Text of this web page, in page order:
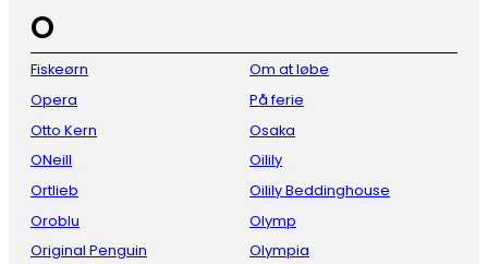
O
Fiskeørn
Opera
Otto Kern
ONeill
Ortlieb
Oroblu
Original Penguin
Om at løbe
På ferie
Osaka
Oilily
Oilily Beddinghouse
Olymp
Olympia